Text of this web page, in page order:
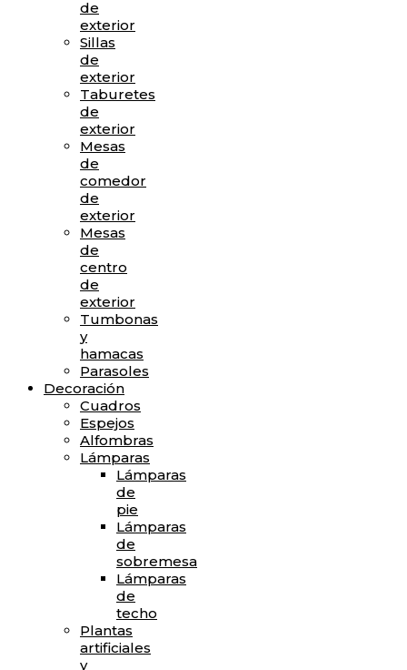
de
exterior
Sillas
de
exterior
Taburetes
de
exterior
Mesas
de
comedor
de
exterior
Mesas
de
centro
de
exterior
Tumbonas
y
hamacas
Parasoles
Decoración
Cuadros
Espejos
Alfombras
Lámparas
Lámparas
de
pie
Lámparas
de
sobremesa
Lámparas
de
techo
Plantas
artificiales
y